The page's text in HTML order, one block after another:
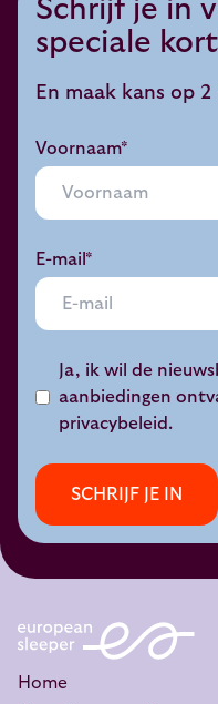
Schrijf je in
speciale
En maak kans op 2
Voornaam*
E-mail*
Ja, ik wil de
aanbiedingen
privacybeleid .
SCHRIJF JE IN
Home